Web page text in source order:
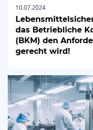
10.07.2024
das Betriebliche
(BKM) den
gerecht wird!